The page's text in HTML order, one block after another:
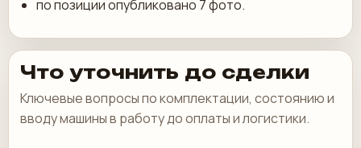
по позиции опубликовано 7 фото.
Что уточнить до сделки
Ключевые вопросы по комплектации, состоянию и
вводу машины в работу до оплаты и логистики.